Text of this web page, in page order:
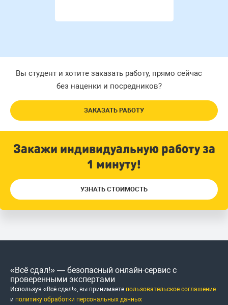
Вы студент и хотите заказать работу, прямо сейчас
без наценки и посредников?
ЗАКАЗАТЬ РАБОТУ
Закажи индивидуальную работу за
1 минуту!
УЗНАТЬ СТОИМОСТЬ
«Всё сдал!» — безопасный онлайн-сервис с
проверенными экспертами
Используя «Всё сдал!», вы принимаете пользовательское соглашение
и политику обработки персональных данных